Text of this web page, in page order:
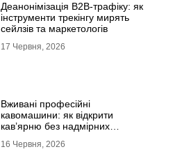
Деанонімізація B2B-трафіку: як
інструменти трекінгу мирять
сейлзів та маркетологів
17 Червня, 2026
Вживані професійні
кавомашини: як відкрити
кав’ярню без надмірних
16 Червня, 2026